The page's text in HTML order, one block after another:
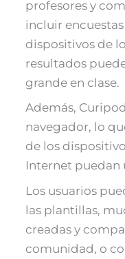
profesores y
incluir
dispositivos de
resultados
grande en clase​​.
Además,
navegador, lo
de los
Internet puedan
Los usuarios
las plantillas,
creadas y
comunidad, o